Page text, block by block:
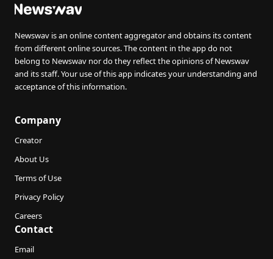
Newswav is an online content aggregator and obtains its content
from different online sources. The content in the app do not
belong to Newswav nor do they reflect the opinions of Newswav
and its staff. Your use of this app indicates your understanding and
acceptance of this information.
Company
Creator
About Us
Terms of Use
Privacy Policy
Careers
Contact
Email